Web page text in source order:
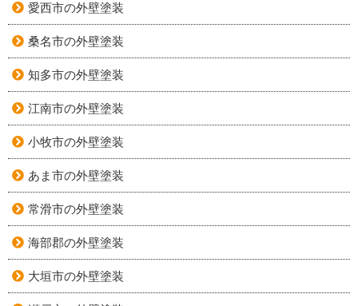
愛西市の外壁塗装
桑名市の外壁塗装
知多市の外壁塗装
江南市の外壁塗装
小牧市の外壁塗装
あま市の外壁塗装
常滑市の外壁塗装
海部郡の外壁塗装
大垣市の外壁塗装